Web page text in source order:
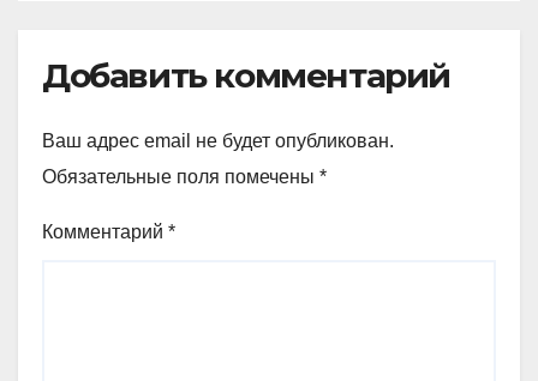
Добавить комментарий
Ваш адрес email не будет опубликован.
Обязательные поля помечены *
Комментарий *